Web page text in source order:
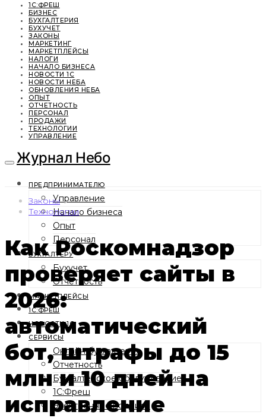
1С:ФРЕШ
БИЗНЕС
БУХГАЛТЕРИЯ
БУХУЧЕТ
ЗАКОНЫ
МАРКЕТИНГ
МАРКЕТПЛЕЙСЫ
НАЛОГИ
НАЧАЛО БИЗНЕСА
НОВОСТИ 1С
НОВОСТИ НЕБА
ОБНОВЛЕНИЯ НЕБА
ОПЫТ
ОТЧЕТНОСТЬ
ПЕРСОНАЛ
ПРОДАЖИ
ТЕХНОЛОГИИ
УПРАВЛЕНИЕ
Журнал Небо
ПРЕДПРИНИМАТЕЛЮ
Управление
Начало бизнеса
Опыт
Персонал
БУХГАЛТЕРУ
Бухучет
Отчетность
МАРКЕТПЛЕЙСЫ
1С:ФРЕШ
НОВОСТИ 1С
СЕРВИСЫ
Онлайн бухгалтерия
Отчетность
Бухгалтерское обслуживание
1С:Фреш
Электронные подписи
Законы
Технологии
Как Роскомнадзор
проверяет сайты в
2026:
автоматический
бот, штрафы до 15
млн и 10 дней на
исправление